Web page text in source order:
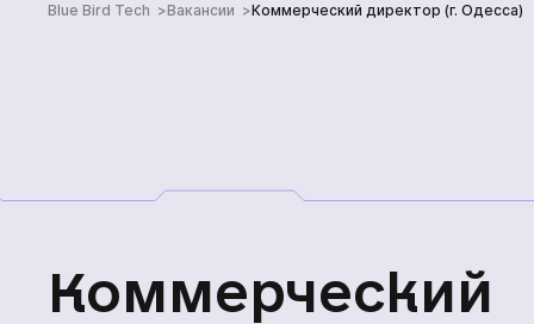
Наземный роботизированный
ГЛАВНАЯ
УСЛУГИ
Blue Bird Tech Вакансии Коммерческий директор (г. Одесса)
Коммерческий